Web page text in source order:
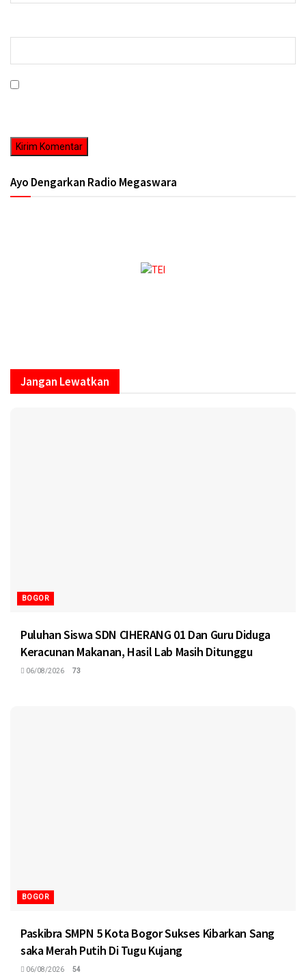
Ayo Dengarkan Radio Megaswara
Jangan Lewatkan
BOGOR
Puluhan Siswa SDN CIHERANG 01 Dan Guru Diduga
Keracunan Makanan, Hasil Lab Masih Ditunggu
06/08/2026 73
BOGOR
Paskibra SMPN 5 Kota Bogor Sukses Kibarkan Sang
saka Merah Putih Di Tugu Kujang
06/08/2026 54